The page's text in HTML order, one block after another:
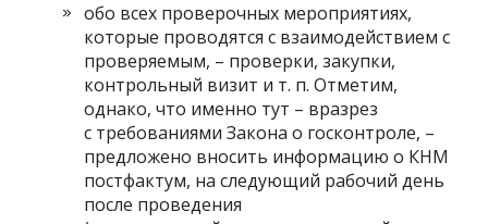
обо всех проверочных мероприятиях,
которые проводятся с взаимодействием с
проверяемым, – проверки, закупки,
контрольный визит и т. п. Отметим,
однако, что именно тут – вразрез
с требованиями Закона о госконтроле, –
предложено вносить информацию о КНМ
постфактум, на следующий рабочий день
после проведения